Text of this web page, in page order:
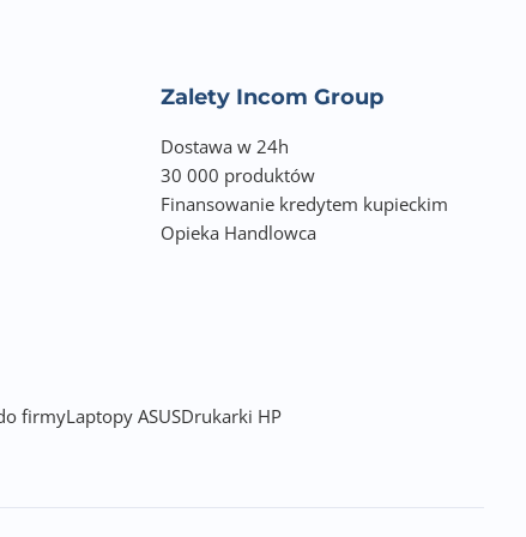
dźwięk al
wył.
Zalety Incom Group
Dostawa w 24h
30 000 produktów
Finansowanie kredytem kupieckim
Opieka Handlowca
firmyLaptopy ASUSDrukarki HP